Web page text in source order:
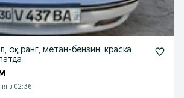
оқ ранг, метан-бензин, краска
в 02:36